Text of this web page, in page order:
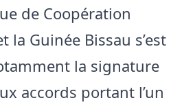
de Coopération
la Guinée Bissau s’est
la signature
accords portant l’un